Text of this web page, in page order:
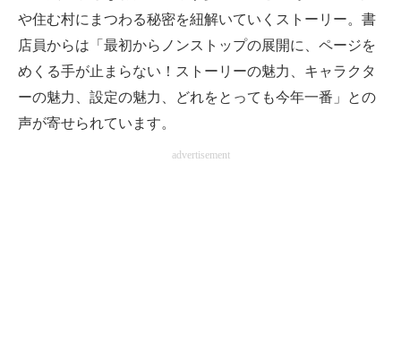
や住む村にまつわる秘密を紐解いていくストーリー。書
店員からは「最初からノンストップの展開に、ページを
めくる手が止まらない！ストーリーの魅力、キャラクタ
ーの魅力、設定の魅力、どれをとっても今年一番」との
声が寄せられています。
advertisement